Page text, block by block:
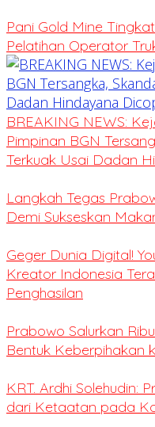
Pani Gold Mine
Pelatihan Operator
BREAKING NEWS:
Pimpinan BGN
Terkuak Usai Dadan
Langkah Tegas
Demi Sukseskan
Geger Dunia Digital!
Kreator Indonesia
Penghasilan
Prabowo Salurkan
Bentuk Keberpihakan
KRT. Ardhi Solehudin:
dari Ketaatan pada